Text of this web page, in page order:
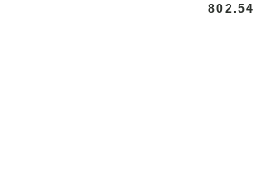
Cena:
802.54